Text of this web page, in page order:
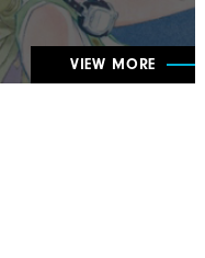
VIEW MORE